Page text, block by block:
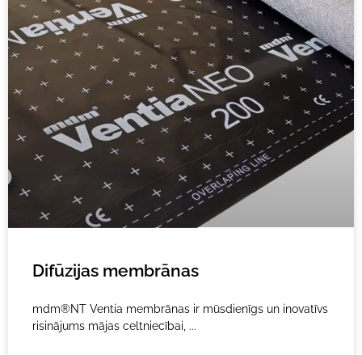
Difūzijas membrānas
mdm®NT Ventia membrānas ir mūsdienīgs un inovatīvs
risinājums mājas celtniecībai,